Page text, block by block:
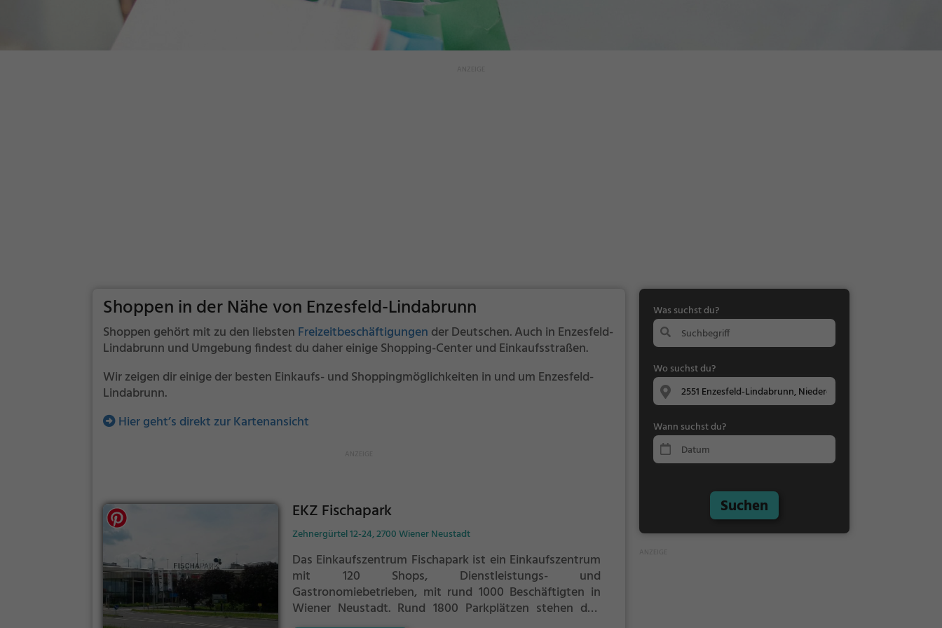
Shoppen in der Nähe von Enzesfeld-Lindabrunn
Shoppen gehört mit zu den liebsten Freizeitbeschäftigungen der Deutschen. Auch in Enzesfeld-
Lindabrunn und Umgebung findest du daher einige Shopping-Center und Einkaufsstraßen.
Wir zeigen dir einige der besten Einkaufs- und Shoppingmöglichkeiten in und um Enzesfeld-
Lindabrunn.
Hier geht’s direkt zur Kartenansicht
EKZ Fischapark
Zehnergürtel 12-24, 2700 Wiener Neustadt
Das Einkaufszentrum Fischapark ist ein Einkaufszentrum
mit 120 Shops, Dienstleistungs- und
Gastronomiebetrieben, mit rund 1000 Beschäftigten in
Wiener Neustadt. Rund 1800 Parkplätzen stehen den
Was suchst du?
Wo suchst du?
Wann suchst du?
Suchen